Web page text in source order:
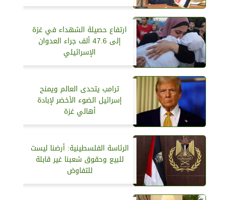
ارتفاع حصيلة الشهداء في غزة
إلى 47.6 ألف جراء العدوان
الإسرائيلي
ترامب يتحدى العالم ويمنح
إسرائيل الضوء الأخضر لإبادة
أهالي غزة
الرئاسة الفلسطينية: أرضنا ليست
للبيع وحقوق شعبنا غير قابلة
للتفاوض